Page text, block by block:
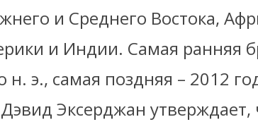
и Среднего Востока,
и Индии. Самая ранняя
н. э., самая поздняя – 2012
Дэвид Эксерджан